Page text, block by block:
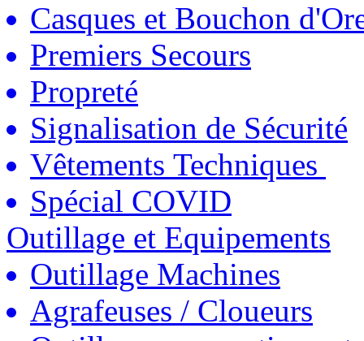
Casques et Bouchon
Premiers Secours
Propreté
Signalisation de Sécurité
Vêtements Techniques
Spécial COVID
Outillage et Equipements
Outillage Machines
Agrafeuses / Cloueurs